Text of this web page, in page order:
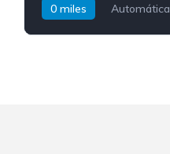
0 miles Automática